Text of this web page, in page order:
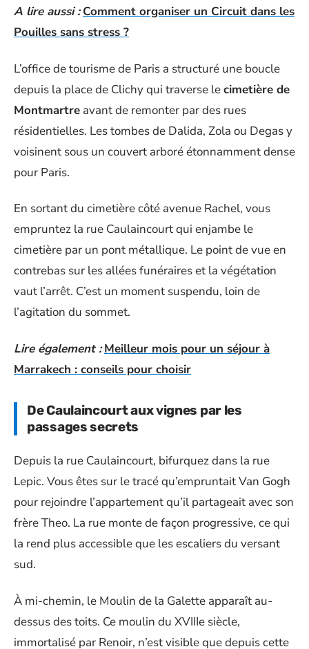
A lire aussi : Comment organiser un Circuit dans les
Pouilles sans stress ?
L’office de tourisme de Paris a structuré une boucle
depuis la place de Clichy qui traverse lecimetière de
Montmartre avant de remonter par des rues
résidentielles. Les tombes de Dalida, Zola ou Degas y
voisinent sous un couvert arboré étonnamment dense
pour Paris.
En sortant du cimetière côté avenue Rachel, vous
empruntez la rue Caulaincourt qui enjambe le
cimetière par un pont métallique. Le point de vue en
contrebas sur les allées funéraires et la végétation
vaut l’arrêt. C’est un moment suspendu, loin de
l’agitation du sommet.
Lire également : Meilleur mois pour un séjour à
Marrakech : conseils pour choisir
De Caulaincourt aux vignes par les
passages secrets
Depuis la rue Caulaincourt, bifurquez dans la rue
Lepic. Vous êtes sur le tracé qu’empruntait Van Gogh
pour rejoindre l’appartement qu’il partageait avec son
frère Theo. La rue monte de façon progressive, ce qui
la rend plus accessible que les escaliers du versant
sud.
À mi-chemin, le Moulin de la Galette apparaît au-
dessus des toits. Ce moulin du XVIIIe siècle,
immortalisé par Renoir, n’est visible que depuis cette